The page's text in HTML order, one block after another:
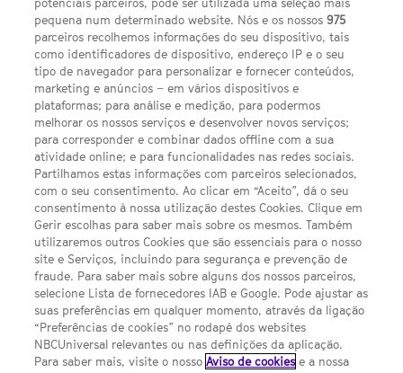
SEGUE-NOS
FACEBOOK
TWITTER
YOUTUBEINSTAGRAM
LINKS ÚTEIS
Escolhas de Anúncios
Política de privacidade
Termos E Condições
FILMES
UMA DIVISÃO DA NBCUNIVERSAL
pequena num determinado website. Nós e os nossos975
parceiros recolhemos informações do seu dispositivo, tais
como identificadores de dispositivo, endereço IP e o seu
tipo de navegador para personalizar e fornecer conteúdos,
marketing e anúncios – em vários dispositivos e
plataformas; para análise e medição, para podermos
melhorar os nossos serviços e desenvolver novos serviços;
para corresponder e combinar dados offline com a sua
atividade online; e para funcionalidades nas redes sociais.
Partilhamos estas informações com parceiros selecionados,
com o seu consentimento. Ao clicar em “Aceito”, dá o seu
consentimento à nossa utilização destes Cookies. Clique em
Gerir escolhas para saber mais sobre os mesmos. Também
utilizaremos outros Cookies que são essenciais para o nosso
site e Serviços, incluindo para segurança e prevenção de
fraude. Para saber mais sobre alguns dos nossos parceiros,
selecione Lista de fornecedores IAB e Google. Pode ajustar as
suas preferências em qualquer momento, através da ligação
“Preferências de cookies” no rodapé dos websites
NBCUniversal relevantes ou nas definições da aplicação.
Para saber mais, visite o nossoAviso de cookies e a nossa